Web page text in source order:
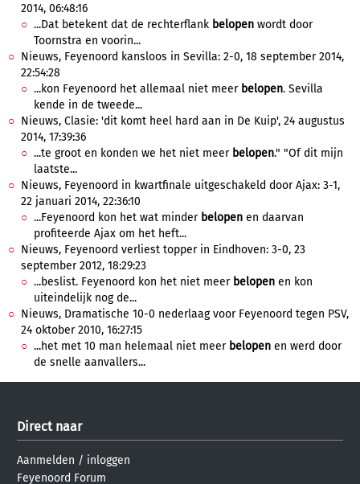
2014, 06:48:16
...Dat betekent dat de rechterflank belopen wordt door
Toornstra en voorin...
Nieuws, Feyenoord kansloos in Sevilla: 2-0, 18 september 2014,
22:54:28
...kon Feyenoord het allemaal niet meer belopen. Sevilla
kende in de tweede...
Nieuws, Clasie: 'dit komt heel hard aan in De Kuip', 24 augustus
2014, 17:39:36
...te groot en konden we het niet meer belopen." "Of dit mijn
laatste...
Nieuws, Feyenoord in kwartfinale uitgeschakeld door Ajax: 3-1,
22 januari 2014, 22:36:10
...Feyenoord kon het wat minder belopen en daarvan
profiteerde Ajax om het heft...
Nieuws, Feyenoord verliest topper in Eindhoven: 3-0, 23
september 2012, 18:29:23
...beslist. Feyenoord kon het niet meer belopen en kon
uiteindelijk nog de...
Nieuws, Dramatische 10-0 nederlaag voor Feyenoord tegen PSV,
24 oktober 2010, 16:27:15
...het met 10 man helemaal niet meer belopen en werd door
de snelle aanvallers...
Direct naar
Aanmelden / inloggen
Feyenoord Forum